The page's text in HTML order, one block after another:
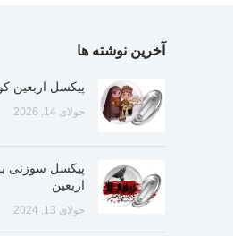
آخرین نوشته ها
پیکسل اربعین
جولای 14, 2026
پیکسل سوزنی
اربعین
جولای 13, 2024